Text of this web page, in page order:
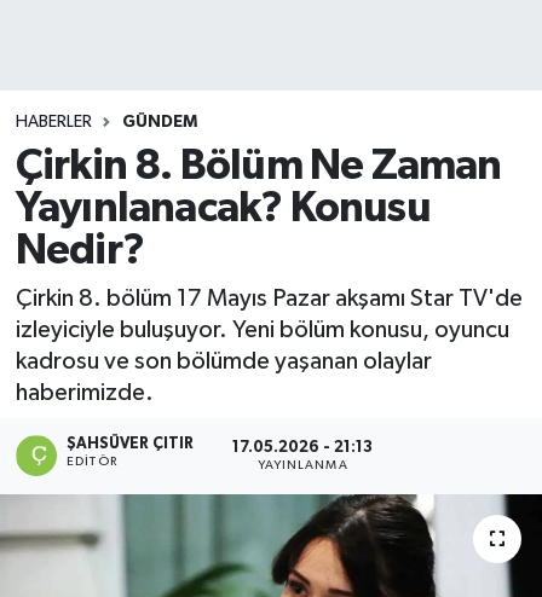
HABERLER GÜNDEM
Çirkin 8. Bölüm Ne Zaman
Yayınlanacak? Konusu
Nedir?
Çirkin 8. bölüm 17 Mayıs Pazar akşamı Star TV'de
izleyiciyle buluşuyor. Yeni bölüm konusu, oyuncu
kadrosu ve son bölümde yaşanan olaylar
haberimizde.
ŞAHSÜVER ÇITIR
EDITÖR
17.05.2026 - 21:13
YAYINLANMA
EREĞLİ
GÖKÇEBEY
KARABÜK
KASTAMONU